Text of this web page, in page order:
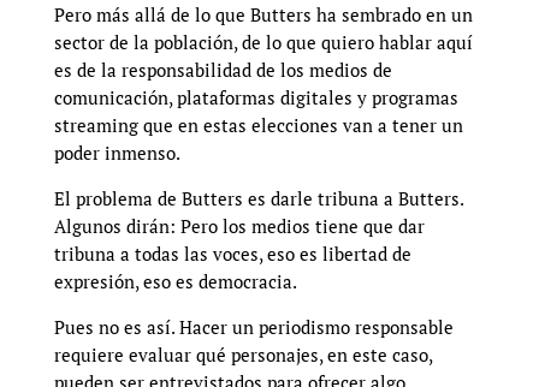
Pero más allá de lo que Butters ha sembrado en un
sector de la población, de lo que quiero hablar aquí
es de la responsabilidad de los medios de
comunicación, plataformas digitales y programas
streaming que en estas elecciones van a tener un
poder inmenso.
El problema de Butters es darle tribuna a Butters.
Algunos dirán: Pero los medios tiene que dar
tribuna a todas las voces, eso es libertad de
expresión, eso es democracia.
Pues no es así. Hacer un periodismo responsable
requiere evaluar qué personajes, en este caso,
pueden ser entrevistados para ofrecer algo